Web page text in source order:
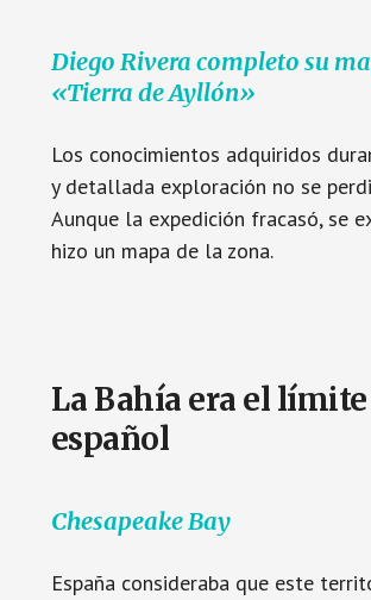
Diego Rivera completo su
«Tierra de Ayllón»
Los conocimientos adquiridos
y detallada exploración no se
Aunque la expedición fracasó, se
hizo un mapa de la zona.
La Bahía era el límite
español
Chesapeake Bay
España consideraba que este